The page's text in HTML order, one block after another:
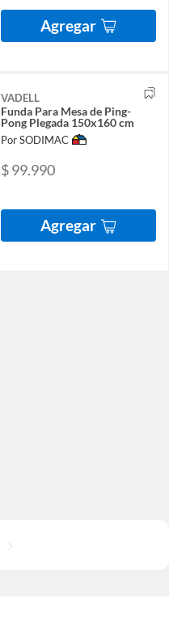
Agregar
VADELL
Funda Para Mesa de Ping-
Pong Plegada 150x160 cm
Por SODIMAC
$ 99.990
Agregar